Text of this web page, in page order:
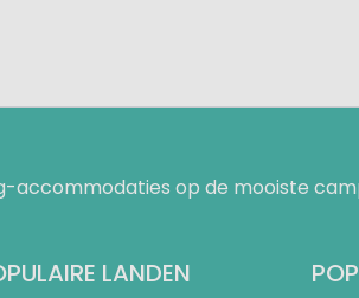
op de mooiste
LANDEN